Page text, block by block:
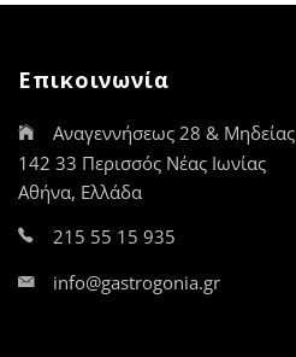
Επικοινωνία
Αναγεννήσεως 28 & Μηδείας
142 33 Περισσός Νέας Ιωνίας
Αθήνα, Ελλάδα
215 55 15 935
info@gastrogonia.gr